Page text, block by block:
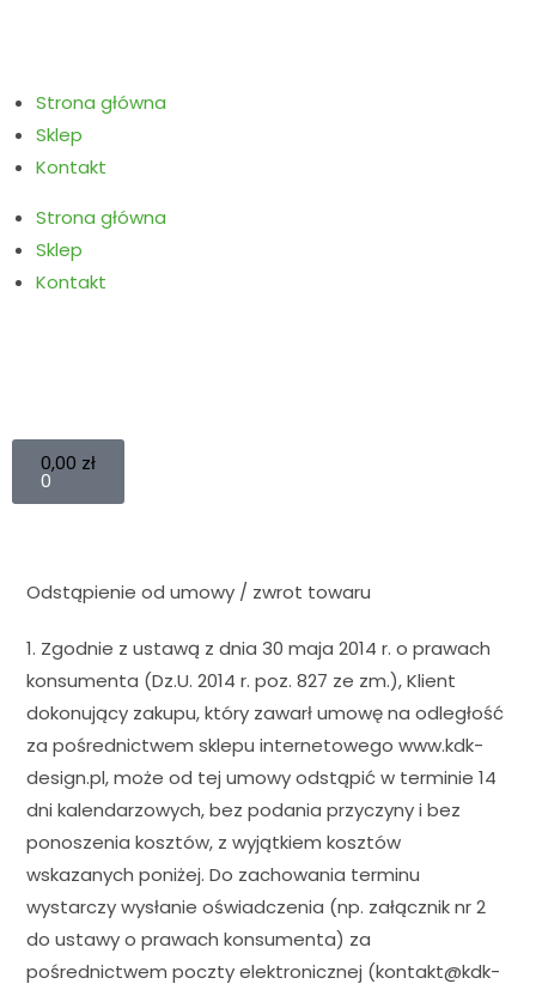
Strona główna
Sklep
Kontakt
Strona główna
Sklep
Kontakt
0,00 zł
0
Odstąpienie od umowy / zwrot towaru
1. Zgodnie z ustawą z dnia 30 maja 2014 r. o prawach
konsumenta (Dz.U. 2014 r. poz. 827 ze zm.), Klient
dokonujący zakupu, który zawarł umowę na odległość
za pośrednictwem sklepu internetowego www.kdk-
design.pl, może od tej umowy odstąpić w terminie 14
dni kalendarzowych, bez podania przyczyny i bez
ponoszenia kosztów, z wyjątkiem kosztów
wskazanych poniżej. Do zachowania terminu
wystarczy wysłanie oświadczenia (np. załącznik nr 2
do ustawy o prawach konsumenta) za
pośrednictwem poczty elektronicznej (kontakt@kdk-